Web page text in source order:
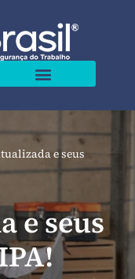
e seus
e seus